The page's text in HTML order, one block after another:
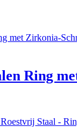
Ring